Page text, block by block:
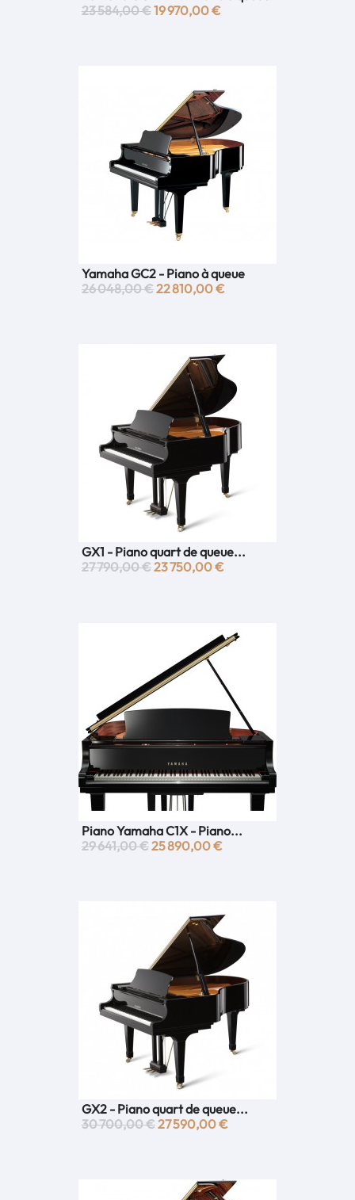
23 584,00 €19 970,00 €
Yamaha GC2 - Piano à queue
26 048,00 €22 810,00 €
GX1 - Piano quart de queue...
27 790,00 €23 750,00 €
Piano Yamaha C1X - Piano...
29 641,00 €25 890,00 €
GX2 - Piano quart de queue...
30 700,00 €27 590,00 €